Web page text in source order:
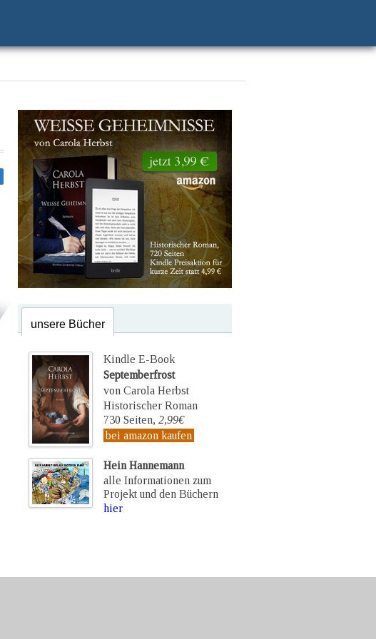
unsere Bücher
Kindle E-Book
Septemberfrost
von Carola Herbst
Historischer Roman
730 Seiten, 2,99€
bei amazon kaufen
Hein Hannemann
alle Informationen zum
Projekt und den Büchern
hier